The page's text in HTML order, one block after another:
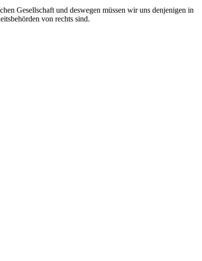
Gesellschaft und deswegen müssen wir uns denjenigen in
von rechts sind.